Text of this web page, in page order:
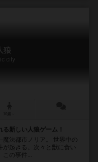
狼
city
新しい人狼ゲーム！
法都市ノリア。 世界中の
が起きる。次々と獣に食い
この事件...